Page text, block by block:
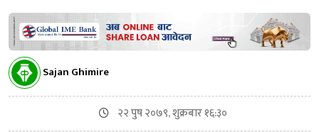
Sajan Ghimire
२२ पुष २०७९, शुक्रबार १६:३०